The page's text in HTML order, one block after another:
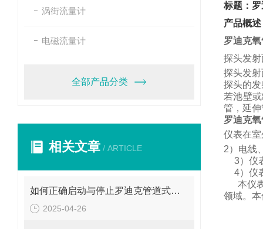
涡街流量计
电磁流量计
全部产品分类
相关文章 / ARTICLE
如何正确启动与停止罗迪克管道式流量计？操作要点要牢记
2025-04-26
标题：
产品概述
罗迪克
探头发
探头发
探头的
若池壁
管， 延
罗迪克
仪表在
2）电线
3）仪
4）仪
本仪
领域。 本